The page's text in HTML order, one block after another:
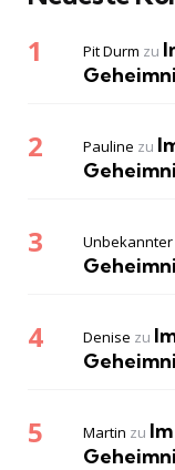
Pit Durm zu
Pauline zu
Unbekannter
Denise zu
Martin zu